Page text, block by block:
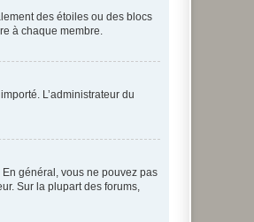
des étoiles ou des blocs
à chaque membre.
L’administrateur du
général, vous ne pouvez pas
Sur la plupart des forums,